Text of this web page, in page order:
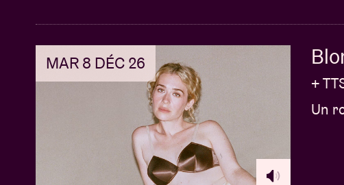
MAR 8 DÉC 26
+
Un